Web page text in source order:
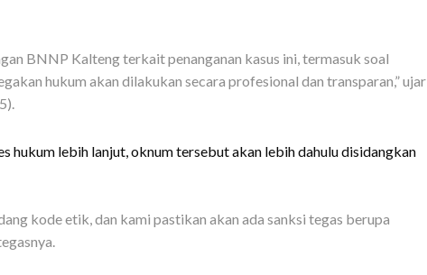
BNNP Kalteng terkait penanganan kasus ini, termasuk soal
hukum akan dilakukan secara profesional dan transparan,” ujar
hukum lebih lanjut, oknum tersebut akan lebih dahulu disidangkan
kode etik, dan kami pastikan akan ada sanksi tegas berupa